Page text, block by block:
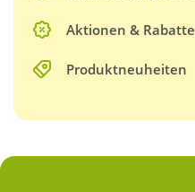
Aktionen & Rabatte
Produktneuheiten